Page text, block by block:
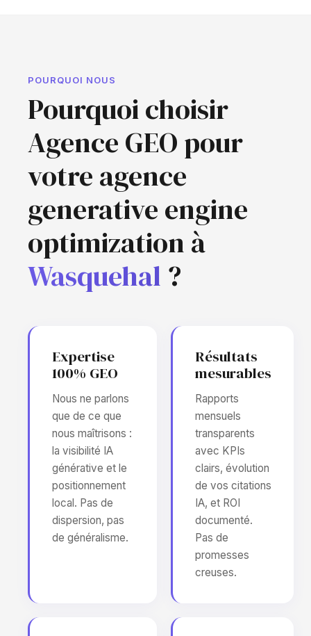
POURQUOI NOUS
Pourquoi choisir
Agence GEO pour
votre agence
generative engine
optimization à
Wasquehal ?
Expertise
100% GEO
Nous ne parlons
que de ce que
nous maîtrisons :
la visibilité IA
générative et le
positionnement
local. Pas de
dispersion, pas
de généralisme.
Résultats
mesurables
Rapports
mensuels
transparents
avec KPIs
clairs, évolution
de vos citations
IA, et ROI
documenté.
Pas de
promesses
creuses.